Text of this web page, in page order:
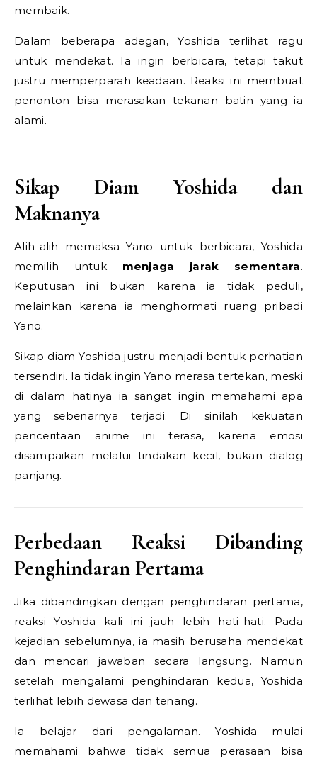
membaik.
Dalam beberapa adegan, Yoshida terlihat ragu
untuk mendekat. Ia ingin berbicara, tetapi takut
justru memperparah keadaan. Reaksi ini membuat
penonton bisa merasakan tekanan batin yang ia
alami.
Sikap Diam Yoshida dan
Maknanya
Alih-alih memaksa Yano untuk berbicara, Yoshida
memilih untuk menjaga jarak sementara.
Keputusan ini bukan karena ia tidak peduli,
melainkan karena ia menghormati ruang pribadi
Yano.
Sikap diam Yoshida justru menjadi bentuk perhatian
tersendiri. Ia tidak ingin Yano merasa tertekan, meski
di dalam hatinya ia sangat ingin memahami apa
yang sebenarnya terjadi. Di sinilah kekuatan
penceritaan anime ini terasa, karena emosi
disampaikan melalui tindakan kecil, bukan dialog
panjang.
Perbedaan Reaksi Dibanding
Penghindaran Pertama
Jika dibandingkan dengan penghindaran pertama,
reaksi Yoshida kali ini jauh lebih hati-hati. Pada
kejadian sebelumnya, ia masih berusaha mendekat
dan mencari jawaban secara langsung. Namun
setelah mengalami penghindaran kedua, Yoshida
terlihat lebih dewasa dan tenang.
Ia belajar dari pengalaman. Yoshida mulai
memahami bahwa tidak semua perasaan bisa